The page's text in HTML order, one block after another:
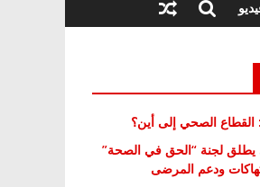
الصحي إلى أين؟
لجنة “الحق في الصحة”
ودعم المرضى